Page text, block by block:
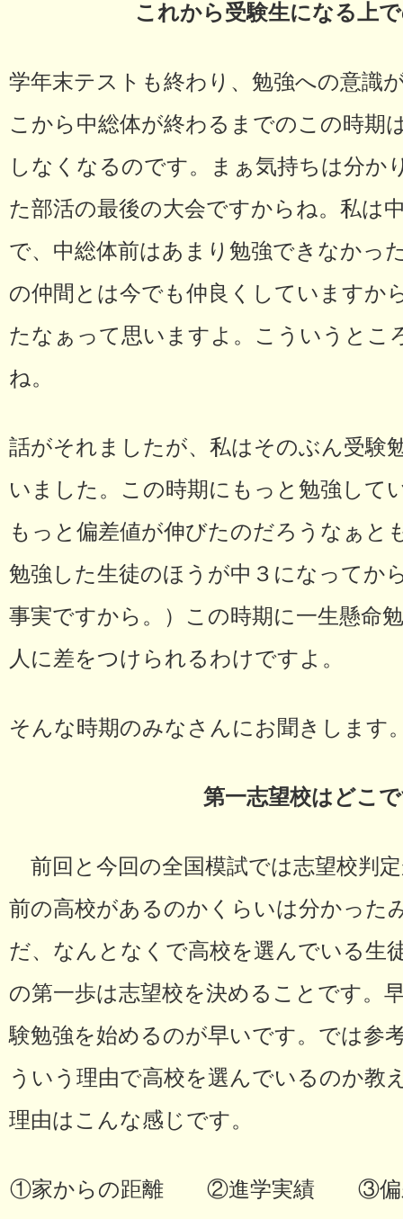
これから受験生になる上
学年末テストも終わり、勉強への意識
こから中総体が終わるまでのこの時期
しなくなるのです。まぁ気持ちは分か
た部活の最後の大会ですからね。私は
で、中総体前はあまり勉強できなかっ
の仲間とは今でも仲良くしていますか
たなぁって思いますよ。こういうとこ
ね。
話がそれましたが、私はそのぶん受験
いました。この時期にもっと勉強して
もっと偏差値が伸びたのだろうなぁと
勉強した生徒のほうが中３になってか
事実ですから。）この時期に一生懸命
人に差をつけられるわけですよ。
そんな時期のみなさんにお聞きします
第一志望校はどこ
前回と今回の全国模試では志望校判
前の高校があるのかくらいは分かった
だ、なんとなくで高校を選んでいる生
の第一歩は志望校を決めることです。
験勉強を始めるのが早いです。では参
ういう理由で高校を選んでいるのか教
理由はこんな感じです。
①家からの距離 ②進学実績 ③